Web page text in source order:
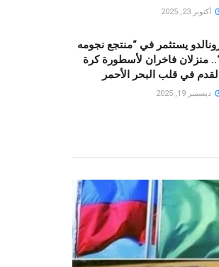
أكتوبر 23, 2025
يستثمر في “منتجع نجومه
منزلان فاخران لأسطورة كرة
القدم في قلب البحر الأحمر
ديسمبر 19, 2025